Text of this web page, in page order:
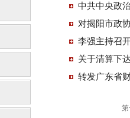
中共中央政
对揭阳市政
李强主持召
关于清算下
转发广东省